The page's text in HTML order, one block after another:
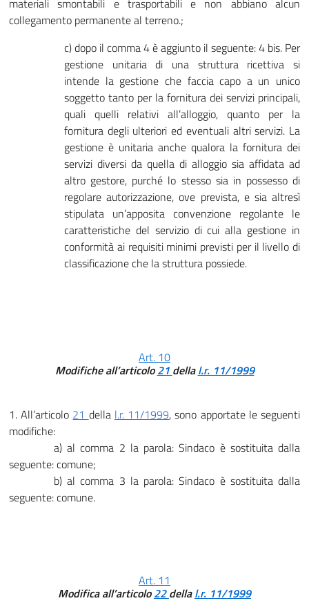
materiali smontabili e trasportabili e non abbiano alcun
collegamento permanente al terreno.;
c) dopo il comma 4 è aggiunto il seguente: 4 bis. Per
gestione unitaria di una struttura ricettiva si
intende la gestione che faccia capo a un unico
soggetto tanto per la fornitura dei servizi principali,
quali quelli relativi all’alloggio, quanto per la
fornitura degli ulteriori ed eventuali altri servizi. La
gestione è unitaria anche qualora la fornitura dei
servizi diversi da quella di alloggio sia affidata ad
altro gestore, purché lo stesso sia in possesso di
regolare autorizzazione, ove prevista, e sia altresì
stipulata un’apposita convenzione regolante le
caratteristiche del servizio di cui alla gestione in
conformità ai requisiti minimi previsti per il livello di
classificazione che la struttura possiede.
Art. 10
Modifiche all’articolo21 dellal.r. 11/1999
1. All’articolo 21 della l.r. 11/1999, sono apportate le seguenti
modifiche:
a) al comma 2 la parola: Sindaco è sostituita dalla
seguente: comune;
b) al comma 3 la parola: Sindaco è sostituita dalla
seguente: comune.
Art. 11
Modifica all’articolo22dellal.r. 11/1999